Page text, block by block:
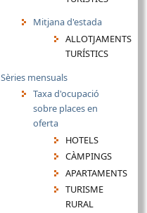
Mitjana d'estada
ALLOTJAMENTS
TURÍSTICS
Sèries mensuals
Taxa d'ocupació
sobre places en
oferta
HOTELS
CÀMPINGS
APARTAMENTS
TURISME
RURAL